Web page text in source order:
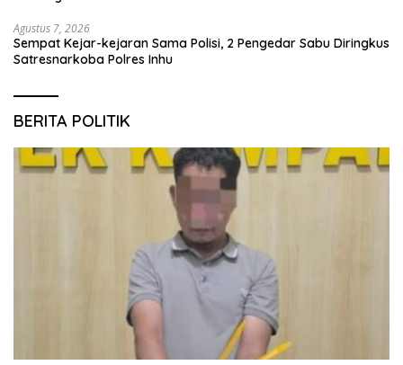
Agustus 7, 2026
Sempat Kejar-kejaran Sama Polisi, 2 Pengedar Sabu Diringkus
Satresnarkoba Polres Inhu
BERITA POLITIK